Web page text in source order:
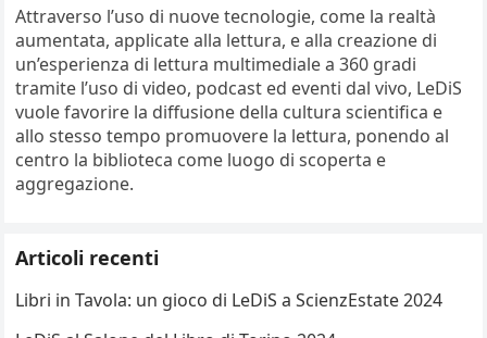
Attraverso l’uso di nuove tecnologie, come la realtà
aumentata, applicate alla lettura, e alla creazione di
un’esperienza di lettura multimediale a 360 gradi
tramite l’uso di video, podcast ed eventi dal vivo, LeDiS
vuole favorire la diffusione della cultura scientifica e
allo stesso tempo promuovere la lettura, ponendo al
centro la biblioteca come luogo di scoperta e
aggregazione.
Articoli recenti
Libri in Tavola: un gioco di LeDiS a ScienzEstate 2024